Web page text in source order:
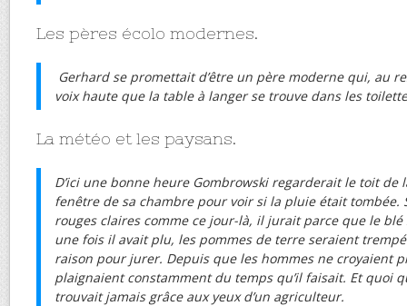
Les pères écolo modernes.
Gerhard se promettait d’être un père moderne qui, au
voix haute que la table à langer se trouve dans les
La météo et les paysans.
D’ici une bonne heure Gombrowski regarderait le toit de
fenêtre de sa chambre pour voir si la pluie était tombée.
rouges claires comme ce jour-là, il jurait parce que le
une fois il avait plu, les pommes de terre seraient
raison pour jurer. Depuis que les hommes ne croyaient
plaignaient constamment du temps qu’il faisait. Et quoi
trouvait jamais grâce aux yeux d’un agriculteur.